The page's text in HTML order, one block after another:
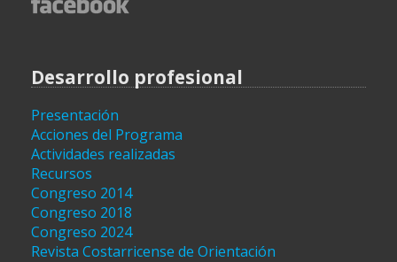
Desarrollo profesional
Presentación
Acciones del Programa
Actividades realizadas
Recursos
Congreso 2014
Congreso 2018
Congreso 2024
Revista Costarricense de Orientación